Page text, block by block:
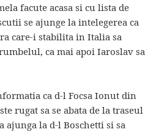
facute acasa si cu lista de
se ajunge la intelegerea ca
care-i stabilita in Italia sa
ca mai apoi Iaroslav sa
ca d-l Focsa Ionut din
rugat sa se abata de la traseul
ajunga la d-l Boschetti si sa